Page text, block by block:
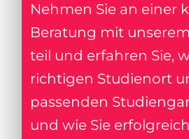
Nehmen Sie an einer
Beratung mit
teil und erfahren Sie,
richtigen Studienort
passenden
und wie Sie